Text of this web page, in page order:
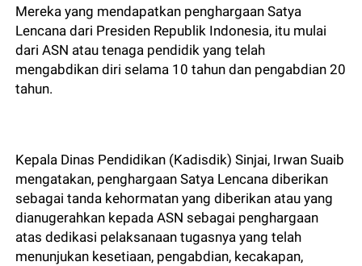
Mereka yang mendapatkan penghargaan Satya
Lencana dari Presiden Republik Indonesia, itu mulai
dari ASN atau tenaga pendidik yang telah
mengabdikan diri selama 10 tahun dan pengabdian 20
tahun.
Kepala Dinas Pendidikan (Kadisdik) Sinjai, Irwan Suaib
mengatakan, penghargaan Satya Lencana diberikan
sebagai tanda kehormatan yang diberikan atau yang
dianugerahkan kepada ASN sebagai penghargaan
atas dedikasi pelaksanaan tugasnya yang telah
menunjukan kesetiaan, pengabdian, kecakapan,